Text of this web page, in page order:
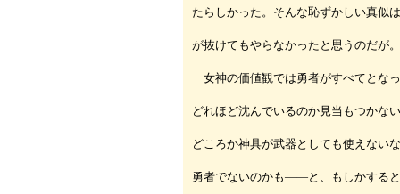
たらしかった。そんな恥ずかしい真似
が抜けてもやらなかったと思うのだが。
女神の価値観では勇者がすべてとな
どれほど沈んでいるのか見当もつかな
どころか神具が武器としても使えない
勇者でないのかも――と、もしかする